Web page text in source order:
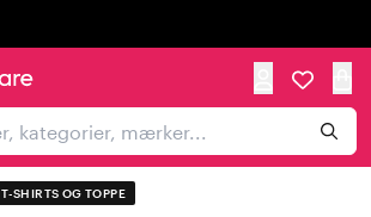
T-SHIRTS OG TOPPE